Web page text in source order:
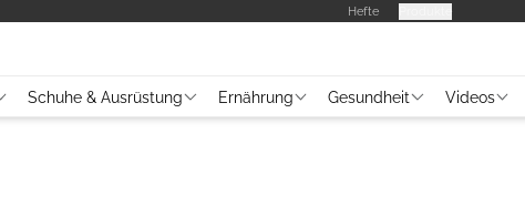
Hefte
Schuhe & Ausrüstung Ernährung Gesundheit Videos